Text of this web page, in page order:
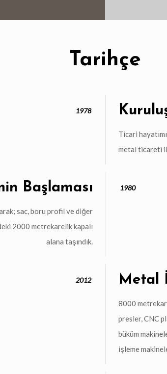
Tarihçe
1978
Ticari
metal ticareti
1980
Başlaması
sac, boru profil ve diğer
2000 metrekarelik kapalı
alana taşındık.
2012 Metal
8000
presler, CNC
büküm
işleme